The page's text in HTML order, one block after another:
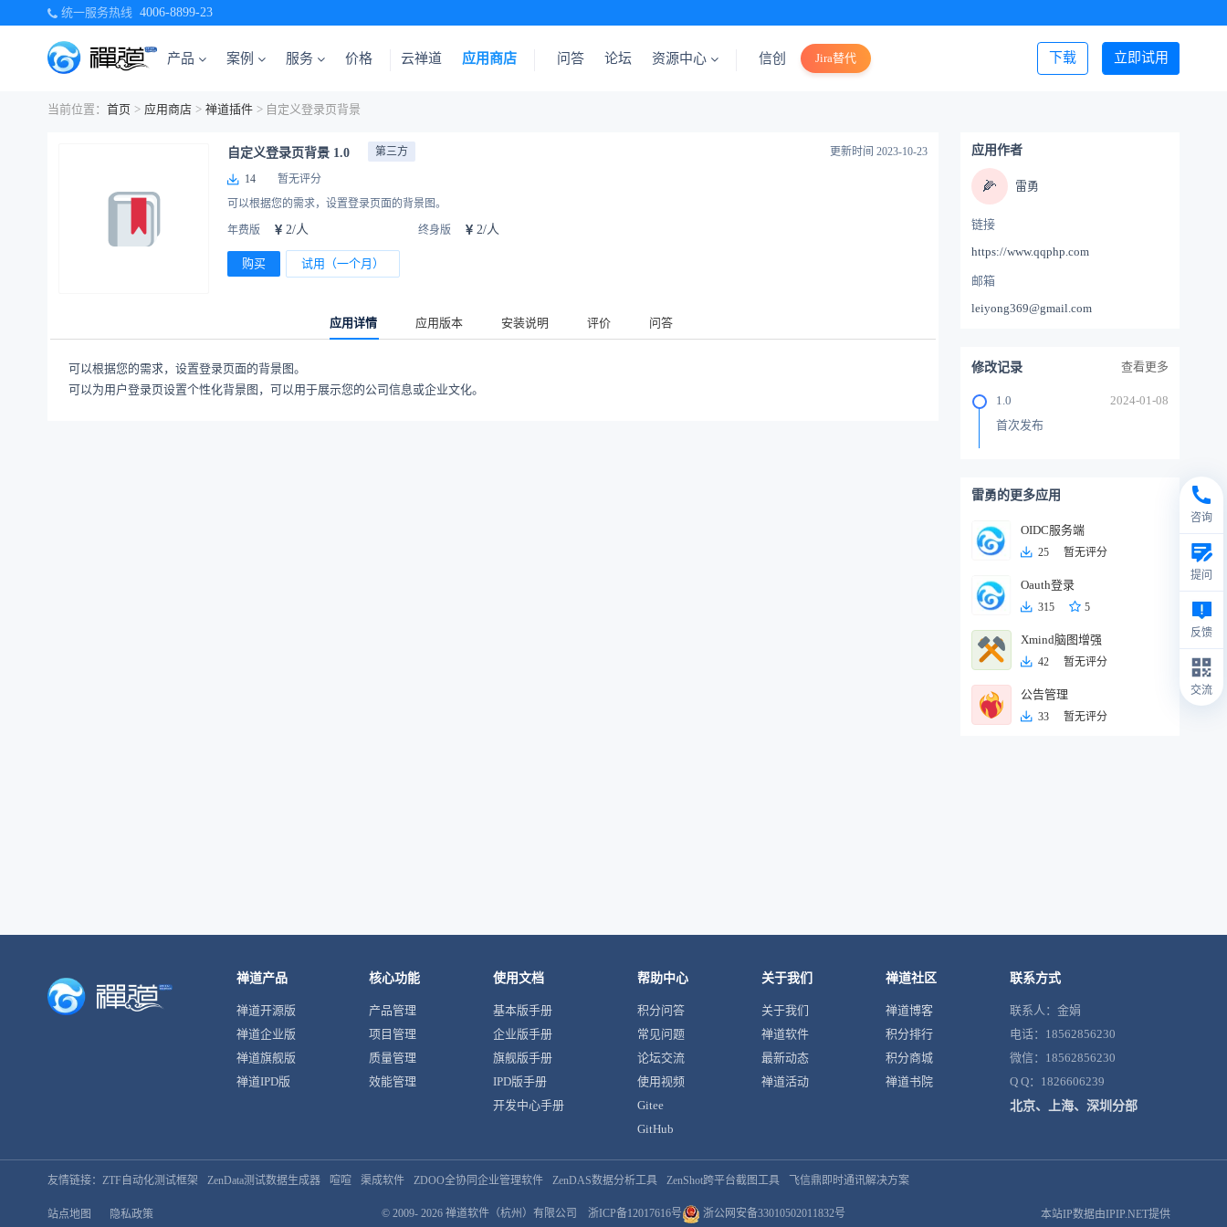
统一服务热线 4006-8899-23
产品 案例 服务 价格 立即试用
下载
云禅道 应用商店 问答 论坛 资源中心 信创 Jira替代 登录/注册
当前位置： 首页 > 应用商店 > 禅道插件 > 自定义登录页背景
自定义登录页背景 1.0 第三方 更新时间 2023-10-23
14
暂无评分
可以根据您的需求，设置登录页面的背景图。
年费版 2/人 终身版 2/人
购买 试用（一个月）
应用详情 应用版本 安装说明 评价 问答
可以根据您的需求，设置登录页面的背景图。
可以为用户登录页设置个性化背景图，可以用于展示您的公司信息或企业文化。
应用作者
🌽 雷勇
链接
https://www.qqphp.com
邮箱
leiyong369@gmail.com
修改记录 查看更多
1.0
2024-01-08
首次发布
雷勇的更多应用
OIDC服务端
25 暂无评分
Oauth登录
315 5
Xmind脑图增强
42 暂无评分
公告管理
33 暂无评分
禅道产品
禅道开源版
禅道企业版
禅道旗舰版
禅道IPD版
核心功能
产品管理
项目管理
质量管理
效能管理
使用文档
基本版手册
企业版手册
旗舰版手册
IPD版手册
开发中心手册
帮助中心
积分问答
常见问题
论坛交流
使用视频
Gitee
GitHub
关于我们
关于我们
禅道软件
最新动态
禅道活动
禅道社区
禅道博客
积分排行
积分商城
禅道书院
联系方式
联系人：金娟
电话：18562856230
微信：18562856230
Q Q：1826606239
北京、上海、深圳分部
友情链接： ZTF自动化测试框架 ZenData测试数据生成器 喧喧 渠成软件 ZDOO全协同企业管理软件 ZenDAS数据分析工具 ZenShot跨平台截图工具 飞信鼎即时通讯解决方案
站点地图 隐私政策 © 2009- 2026 禅道软件（杭州）有限公司 浙ICP备12017616号 浙公网安备33010502011832号 本站IP数据由IPIP.NET提供
咨询
提问
反馈
交流